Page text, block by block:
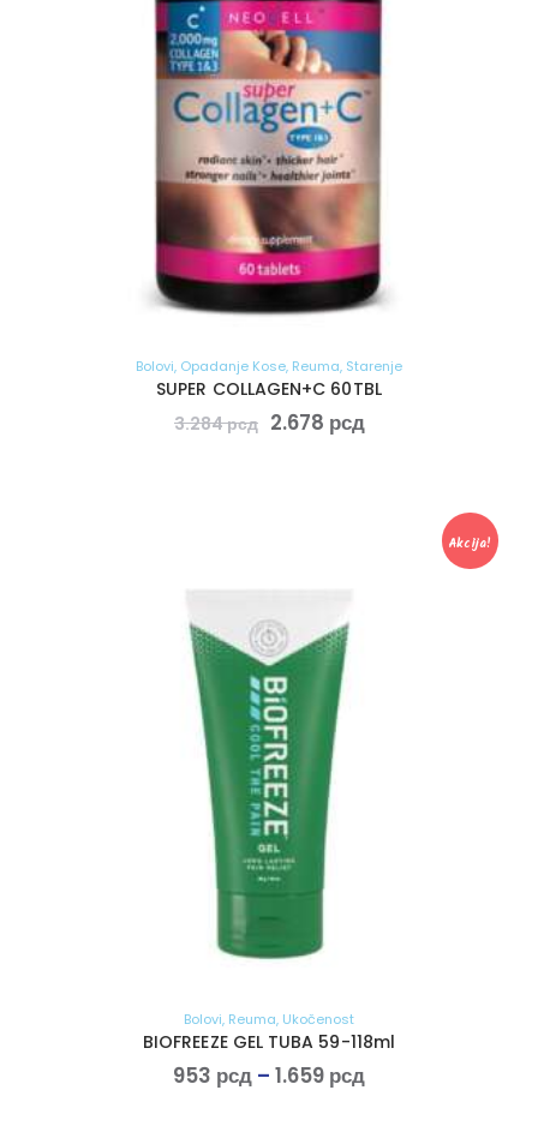
Bolovi, Opadanje Kose, Reuma, Starenje
SUPER COLLAGEN+C 60TBL
3.284рсд 2.678 рсд
Akcija!
Bolovi, Reuma, Ukočenost
BIOFREEZE GEL TUBA 59-118ml
953 рсд – 1.659 рсд